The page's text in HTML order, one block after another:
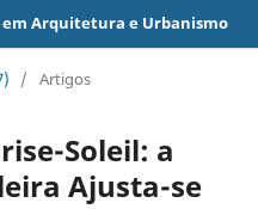
em Arquitetura e Urbanismo
/ Artigos
Soleil: a
Ajusta-se